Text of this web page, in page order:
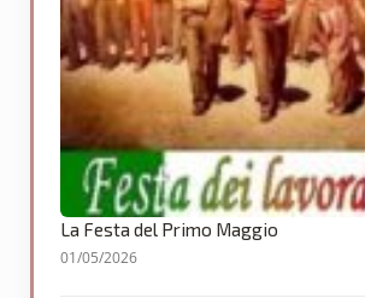
La Festa del Primo Maggio
01/05/2026